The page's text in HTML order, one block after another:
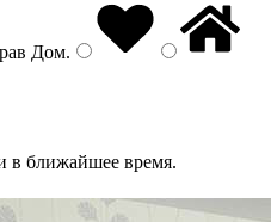
Дом.
в ближайшее время.